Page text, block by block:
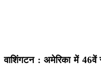
वाशिंगटन : अमेरिका में 46वें